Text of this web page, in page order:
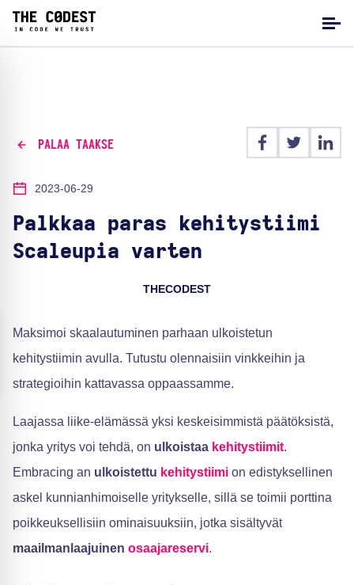
PALAA TAAKSE
2023-06-29
Palkkaa paras kehitystiimi
Scaleupia varten
THECODEST
Maksimoi skaalautuminen parhaan ulkoistetun
kehitystiimin avulla. Tutustu olennaisiin vinkkeihin ja
strategioihin kattavassa oppaassamme.
Laajassa liike-elämässä yksi keskeisimmistä päätöksistä,
jonka yritys voi tehdä, on ulkoistaa kehitystiimit.
Embracing an ulkoistettu kehitystiimi on edistyksellinen
askel kunnianhimoiselle yritykselle, sillä se toimii porttina
poikkeuksellisiin ominaisuuksiin, jotka sisältyvät
maailmanlaajuinen osaajareservi.